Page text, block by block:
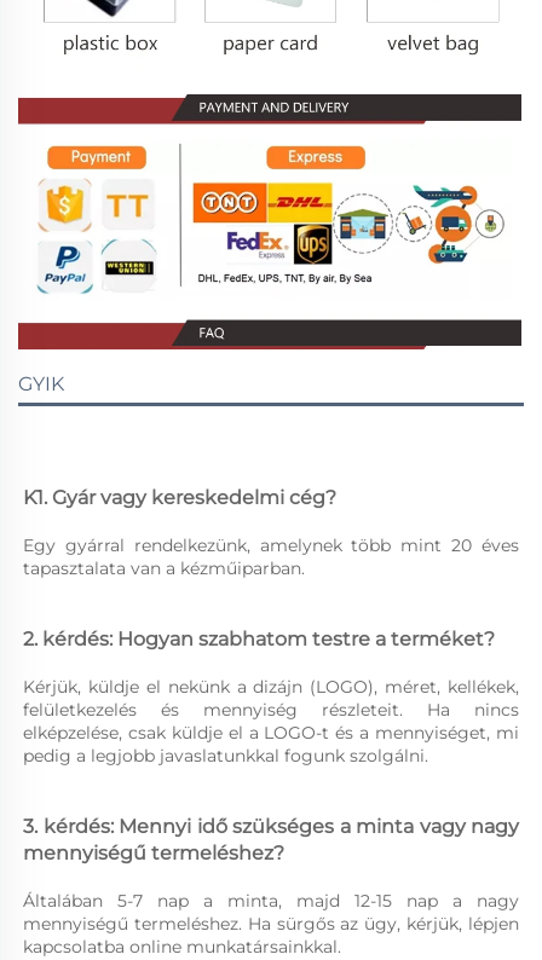
GYIK
K1. Gyár vagy kereskedelmi cég?
Egy gyárral rendelkezünk, amelynek több mint 20 éves
tapasztalata van a kézműiparban.
2. kérdés: Hogyan szabhatom testre a terméket?
Kérjük, küldje el nekünk a dizájn (LOGO), méret, kellékek,
felületkezelés és mennyiség részleteit. Ha nincs
elképzelése, csak küldje el a LOGO-t és a mennyiséget, mi
pedig a legjobb javaslatunkkal fogunk szolgálni.
3. kérdés: Mennyi idő szükséges a minta vagy nagy
mennyiségű termeléshez?
Általában 5-7 nap a minta, majd 12-15 nap a nagy
mennyiségű termeléshez. Ha sürgős az ügy, kérjük, lépjen
kapcsolatba online munkatársainkkal.